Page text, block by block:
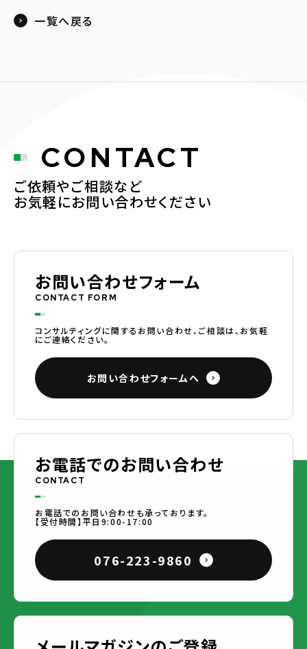
一覧へ戻る
CONTACT
ご依頼やご相談など
お気軽にお問い合わせください
お問い合わせフォーム
CONTACT FORM
コンサルティングに関するお問い合わせ、ご相談は、お気軽
にご連絡ください。
お問い合わせフォームへ
お電話でのお問い合わせ
CONTACT
お電話でのお問い合わせも承っております。
【受付時間】平日9:00-17:00
076-223-9860